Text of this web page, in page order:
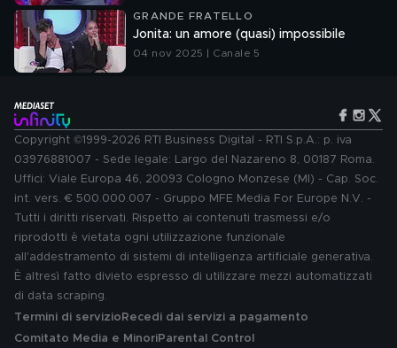
GRANDE FRATELLO
Jonita: un amore (quasi) impossibile
04 nov 2025 | Canale 5
Copyright ©1999-2026 RTI Business Digital - RTI S.p.A.: p. iva
03976881007 - Sede legale: Largo del Nazareno 8, 00187 Roma.
Uffici: Viale Europa 46, 20093 Cologno Monzese (MI) - Cap. Soc.
int. vers. € 500.000.007 - Gruppo MFE Media For Europe N.V. -
Tutti i diritti riservati. Rispetto ai contenuti trasmessi e/o
riprodotti è vietata ogni utilizzazione funzionale
all'addestramento di sistemi di intelligenza artificiale generativa.
È altresì fatto divieto espresso di utilizzare mezzi automatizzati
di data scraping.
Termini di servizio Recedi dai servizi a pagamento
Comitato Media e MinoriParental Control